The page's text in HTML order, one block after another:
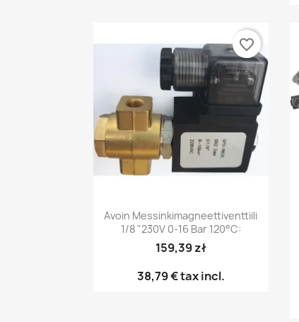
Pikakatselu
Avoin Messinkimagneettiventtiili
1/8 "230V 0-16 Bar 120°C:
159,39 zł
38,79 €tax incl.
favorite_border